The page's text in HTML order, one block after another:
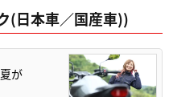
(日本車／国産車))
が